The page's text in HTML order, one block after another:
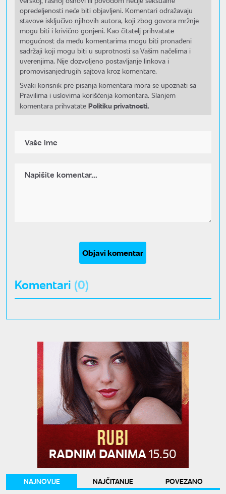
opredeljenosti neće biti objavljeni. Komentari odražavaju
stavove isključivo njihovih autora, koji zbog govora mržnje
mogu biti i krivično gonjeni. Kao čitatelj prihvatate
mogućnost da među komentarima mogu biti pronađeni
sadržaji koji mogu biti u suprotnosti sa Vašim načelima i
uverenjima. Nije dozvoljeno postavljanje linkova i
promovisanjedrugih sajtova kroz komentare.
Svaki korisnik pre pisanja komentara mora se upoznati sa
Pravilima i uslovima korišćenja komentara. Slanjem
komentara prihvatate Politiku privatnosti.
Objavi komentar
Komentari (0)
NAJNOVIJE NAJČITANIJE
POVEZANO